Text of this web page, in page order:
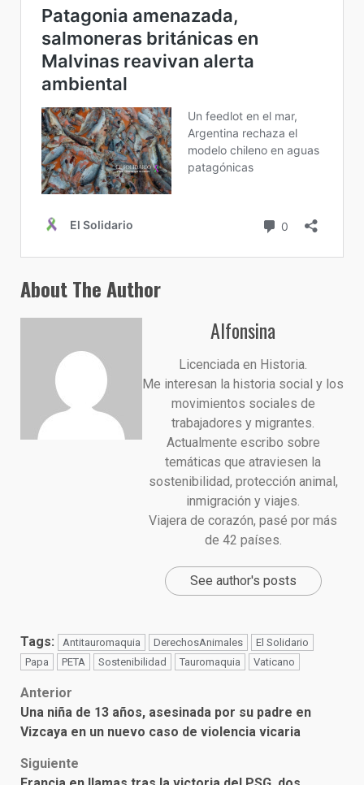
About The Author
Alfonsina
Licenciada en Historia.
Me interesan la historia social y los
movimientos sociales de
trabajadores y migrantes.
Actualmente escribo sobre
temáticas que atraviesen la
sostenibilidad, protección animal,
inmigración y viajes.
Viajera de corazón, pasé por más
de 42 países.
See author's posts
Tags: Antitauromaquia DerechosAnimales
El Solidario
Papa
PETA Sostenibilidad Tauromaquia Vaticano
Post
navigation
Anterior
Una niña de 13 años, asesinada por su padre en
Vizcaya en un nuevo caso de violencia vicaria
Siguiente